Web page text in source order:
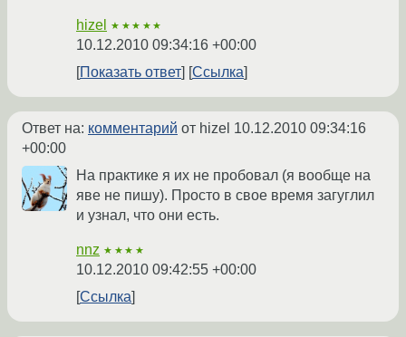
hizel ★★★★★
10.12.2010 09:34:16 +00:00
Показать ответ
Ссылка
Ответ на: комментарий от hizel 10.12.2010 09:34:16
+00:00
На практике я их не пробовал (я вообще на
яве не пишу). Просто в свое время загуглил
и узнал, что они есть.
nnz ★★★★
10.12.2010 09:42:55 +00:00
Ссылка